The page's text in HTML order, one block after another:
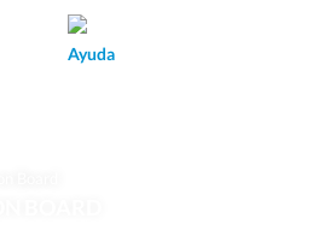
Ayuda